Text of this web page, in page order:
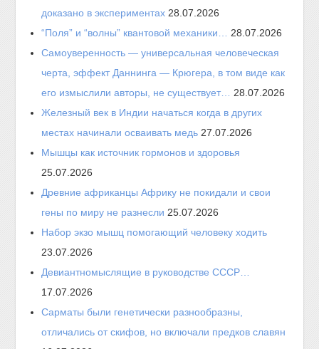
доказано в экспериментах 28.07.2026
“Поля” и “волны” квантовой механики… 28.07.2026
Самоуверенность — универсальная человеческая
черта, эффект Даннинга — Крюгера, в том виде как
его измыслили авторы, не существует… 28.07.2026
Железный век в Индии начаться когда в других
местах начинали осваивать медь 27.07.2026
Мышцы как источник гормонов и здоровья
25.07.2026
Древние африканцы Африку не покидали и свои
гены по миру не разнесли 25.07.2026
Набор экзо мышц помогающий человеку ходить
23.07.2026
Девиантномыслящие в руководстве СССР…
17.07.2026
Сарматы были генетически разнообразны,
отличались от скифов, но включали предков славян